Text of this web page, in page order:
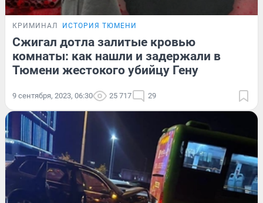
КРИМИНАЛ ИСТОРИЯ ТЮМЕНИ
Сжигал дотла залитые кровью
комнаты: как нашли и задержали в
Тюмени жестокого убийцу Гену
9 сентября, 2023, 06:30 25 717 29